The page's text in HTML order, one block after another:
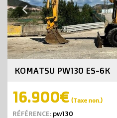
Previous
KOMATSU PW130 ES-6K
16.900€ (Taxe non.)
RÉFÉRENCE: pw130